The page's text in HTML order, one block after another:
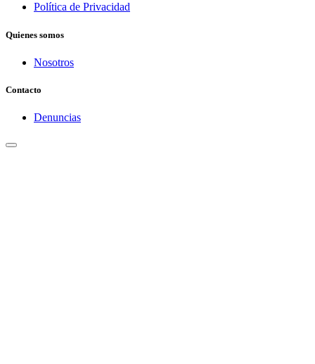
Política de Privacidad
Quienes somos
Nosotros
Contacto
Denuncias